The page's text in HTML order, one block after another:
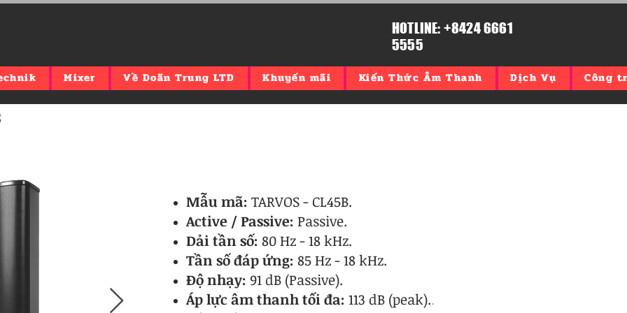
HOTLINE: +8424 6661
5555
Mixer Về Doãn Trung LTD Khuyến mãi Kiến Thức Âm Thanh Dịch Vụ Công
Mẫu mã: TARVOS- CL45B.
Active / Passive: Passive.
Dải tần số: 80 Hz - 18 kHz.
Tần số đáp ứng: 85 Hz - 18 kHz.
Độ nhạy: 91 dB (Passive).
Áp lực âm thanh tối đa: 113 dB (peak)..